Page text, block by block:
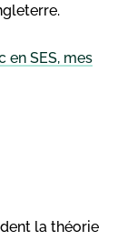
en SES, mes
la théorie